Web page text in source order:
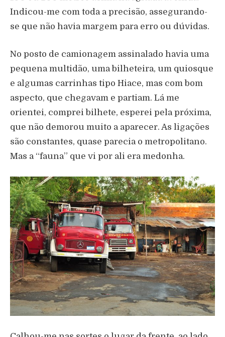
Indicou-me com toda a precisão, assegurando-
se que não havia margem para erro ou dúvidas.
No posto de camionagem assinalado havia uma
pequena multidão, uma bilheteira, um quiosque
e algumas carrinhas tipo Hiace, mas com bom
aspecto, que chegavam e partiam. Lá me
orientei, comprei bilhete, esperei pela próxima,
que não demorou muito a aparecer. As ligações
são constantes, quase parecia o metropolitano.
Mas a “fauna” que vi por ali era medonha.